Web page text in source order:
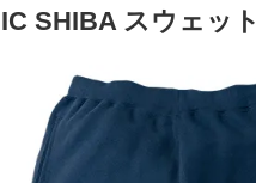
SHIBA スウェッ